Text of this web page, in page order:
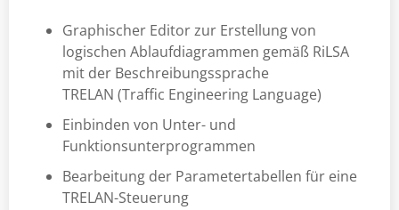
Graphischer Editor zur Erstellung von
logischen Ablaufdiagrammen gemäß RiLSA
mit der Beschreibungssprache
TRELAN (Traffic Engineering Language)
Einbinden von Unter- und
Funktionsunterprogrammen
Bearbeitung der Parametertabellen für eine
TRELAN-Steuerung